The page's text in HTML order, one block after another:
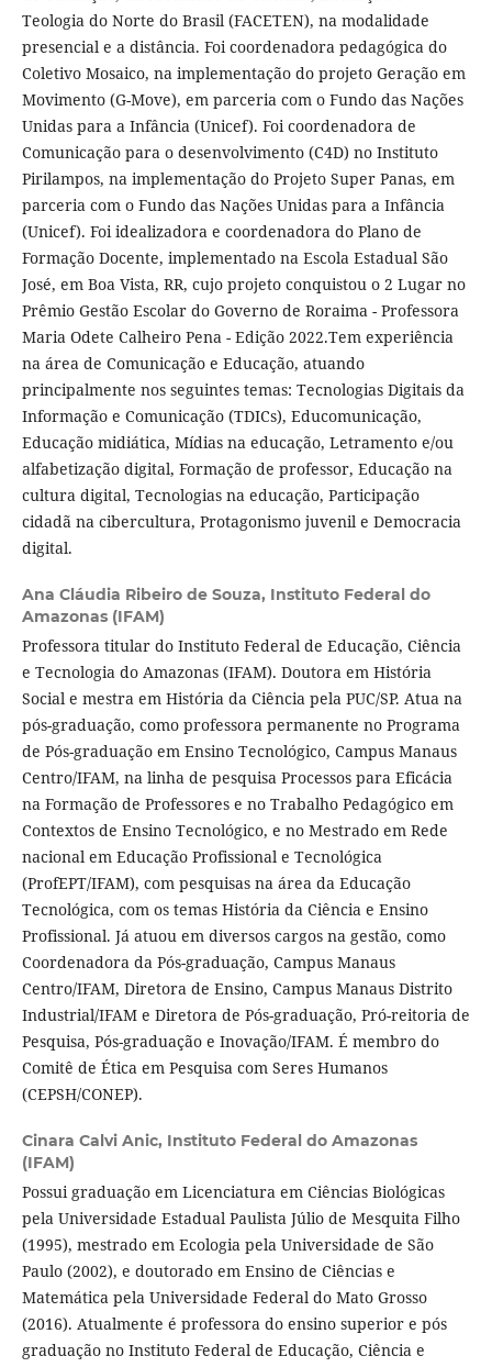
Teologia do Norte do Brasil (FACETEN), na modalidade
presencial e a distância. Foi coordenadora pedagógica do
Coletivo Mosaico, na implementação do projeto Geração em
Movimento (G-Move), em parceria com o Fundo das Nações
Unidas para a Infância (Unicef). Foi coordenadora de
Comunicação para o desenvolvimento (C4D) no Instituto
Pirilampos, na implementação do Projeto Super Panas, em
parceria com o Fundo das Nações Unidas para a Infância
(Unicef). Foi idealizadora e coordenadora do Plano de
Formação Docente, implementado na Escola Estadual São
José, em Boa Vista, RR, cujo projeto conquistou o 2 Lugar no
Prêmio Gestão Escolar do Governo de Roraima - Professora
Maria Odete Calheiro Pena - Edição 2022.Tem experiência
na área de Comunicação e Educação, atuando
principalmente nos seguintes temas: Tecnologias Digitais da
Informação e Comunicação (TDICs), Educomunicação,
Educação midiática, Mídias na educação, Letramento e/ou
alfabetização digital, Formação de professor, Educação na
cultura digital, Tecnologias na educação, Participação
cidadã na cibercultura, Protagonismo juvenil e Democracia
digital.
Ana Cláudia Ribeiro de Souza, Instituto Federal do
Amazonas (IFAM)
Professora titular do Instituto Federal de Educação, Ciência
e Tecnologia do Amazonas (IFAM). Doutora em História
Social e mestra em História da Ciência pela PUC/SP. Atua na
pós-graduação, como professora permanente no Programa
de Pós-graduação em Ensino Tecnológico, Campus Manaus
Centro/IFAM, na linha de pesquisa Processos para Eficácia
na Formação de Professores e no Trabalho Pedagógico em
Contextos de Ensino Tecnológico, e no Mestrado em Rede
nacional em Educação Profissional e Tecnológica
(ProfEPT/IFAM), com pesquisas na área da Educação
Tecnológica, com os temas História da Ciência e Ensino
Profissional. Já atuou em diversos cargos na gestão, como
Coordenadora da Pós-graduação, Campus Manaus
Centro/IFAM, Diretora de Ensino, Campus Manaus Distrito
Industrial/IFAM e Diretora de Pós-graduação, Pró-reitoria de
Pesquisa, Pós-graduação e Inovação/IFAM. É membro do
Comitê de Ética em Pesquisa com Seres Humanos
(CEPSH/CONEP).
Cinara Calvi Anic, Instituto Federal do Amazonas
(IFAM)
Possui graduação em Licenciatura em Ciências Biológicas
pela Universidade Estadual Paulista Júlio de Mesquita Filho
(1995), mestrado em Ecologia pela Universidade de São
Paulo (2002), e doutorado em Ensino de Ciências e
Matemática pela Universidade Federal do Mato Grosso
(2016). Atualmente é professora do ensino superior e pós
graduação no Instituto Federal de Educação, Ciência e